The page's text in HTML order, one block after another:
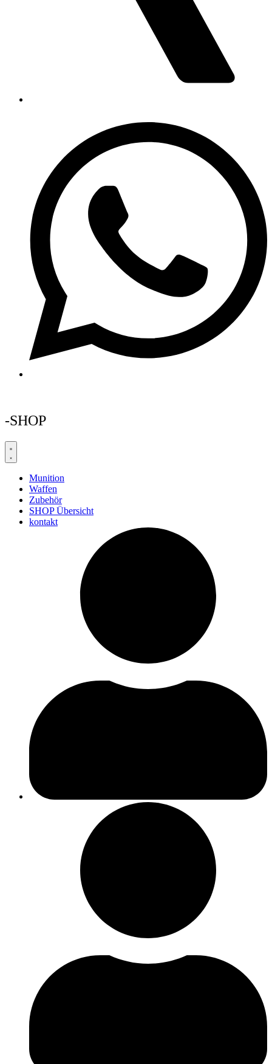
-SHOP
Munition
Waffen
Zubehör
SHOP Übersicht
kontakt